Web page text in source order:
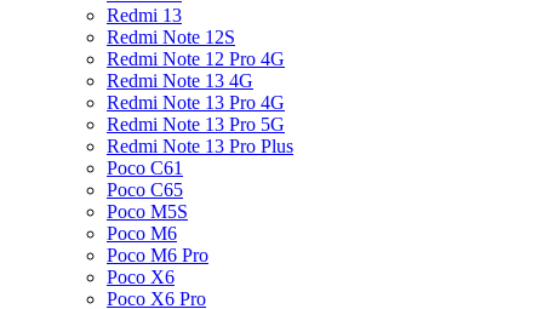
Redmi 13
Redmi Note 12S
Redmi Note 12 Pro 4G
Redmi Note 13 4G
Redmi Note 13 Pro 4G
Redmi Note 13 Pro 5G
Redmi Note 13 Pro Plus
Poco C61
Poco C65
Poco M5S
Poco M6
Poco M6 Pro
Poco X6
Poco X6 Pro